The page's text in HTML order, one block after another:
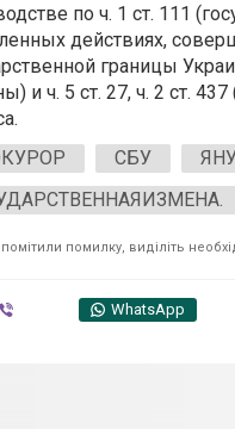
по ч. 1 ст. 111
действиях,
границы
и ч. 5 ст. 27, ч. 2 ст.
СБУ
помилку, виділіть
WhatsApp